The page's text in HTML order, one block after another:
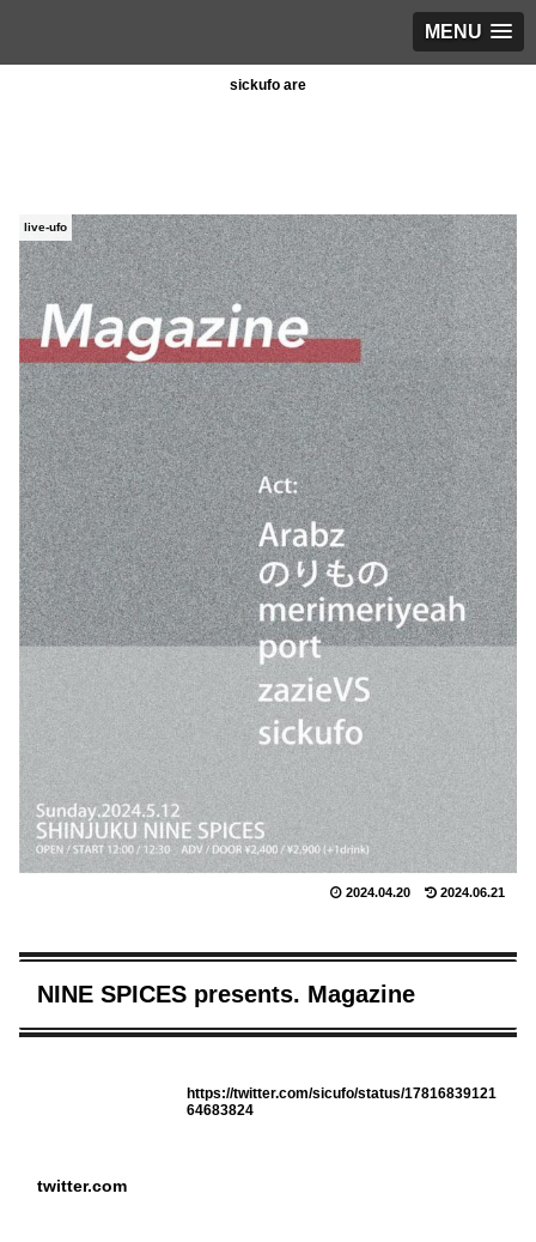
MENU
sickufo are
live-ufo
2024.04.20 2024.06.21
NINE SPICES presents. Magazine
https://twitter.com/sicufo/status/17816839121
64683824
twitter.com